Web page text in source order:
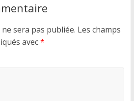
sera pas publiée. Les champs
avec*